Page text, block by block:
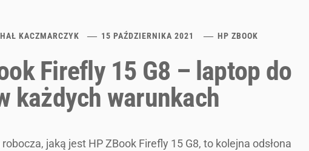
KACZMARCZYK 15 PAŹDZIERNIKA 2021 HP ZBOOK
Firefly 15 G8 – laptop do
każdych warunkach
jaką jest HP ZBook Firefly 15 G8, to kolejna odsłona